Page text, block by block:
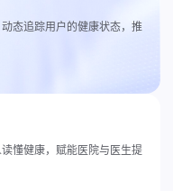
态追踪用户的健康状态，推
懂健康，赋能医院与医生提